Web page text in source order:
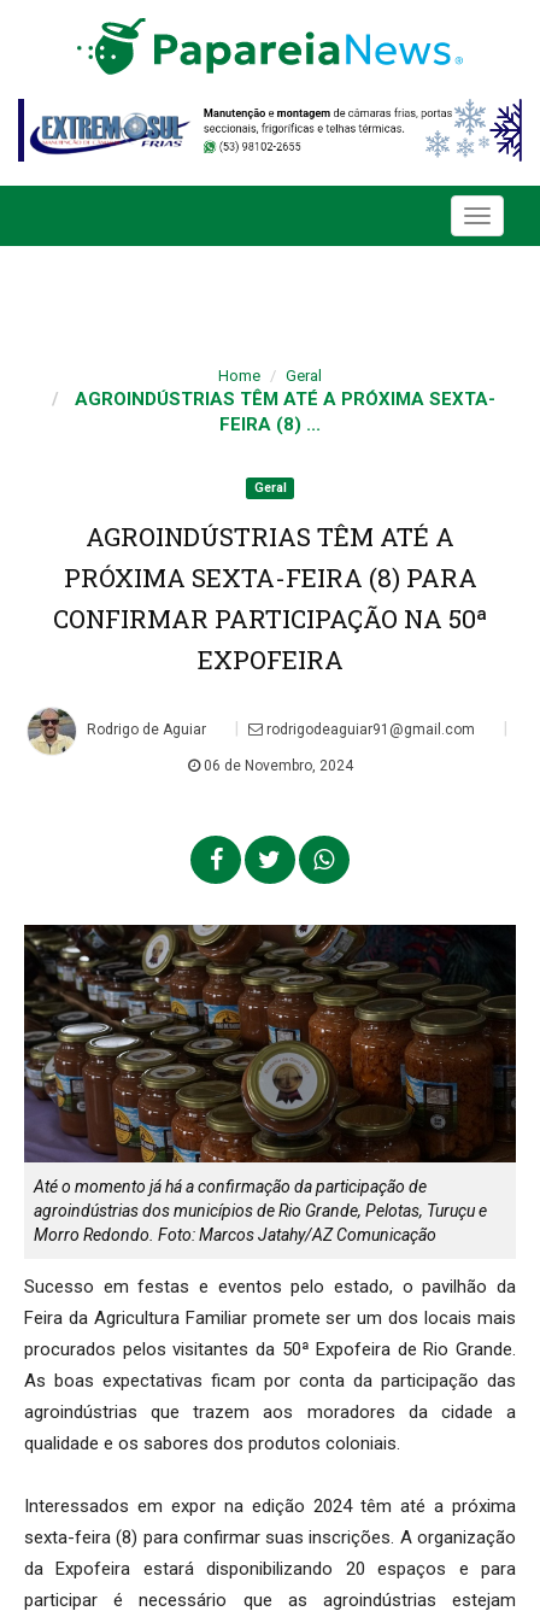
Toggle
Home Geral
AGROINDÚSTRIAS TÊM ATÉ A PRÓXIMA SEXTA-
FEIRA (8) ...
Geral
AGROINDÚSTRIAS TÊM ATÉ A
PRÓXIMA SEXTA-FEIRA (8) PARA
CONFIRMAR PARTICIPAÇÃO NA 50ª
EXPOFEIRA
Rodrigo de Aguiar rodrigodeaguiar91@gmail.com
06 de Novembro, 2024
Até o momento já há a confirmação da participação de
agroindústrias dos municípios de Rio Grande, Pelotas, Turuçu e
Morro Redondo. Foto: Marcos Jatahy/AZ Comunicação
Sucesso em festas e eventos pelo estado, o pavilhão da
Feira da Agricultura Familiar promete ser um dos locais mais
procurados pelos visitantes da 50ª Expofeira de Rio Grande.
As boas expectativas ficam por conta da participação das
agroindústrias que trazem aos moradores da cidade a
qualidade e os sabores dos produtos coloniais.
Interessados em expor na edição 2024 têm até a próxima
sexta-feira (8) para confirmar suas inscrições. A organização
da Expofeira estará disponibilizando 20 espaços e para
participar é necessário que as agroindústrias estejam